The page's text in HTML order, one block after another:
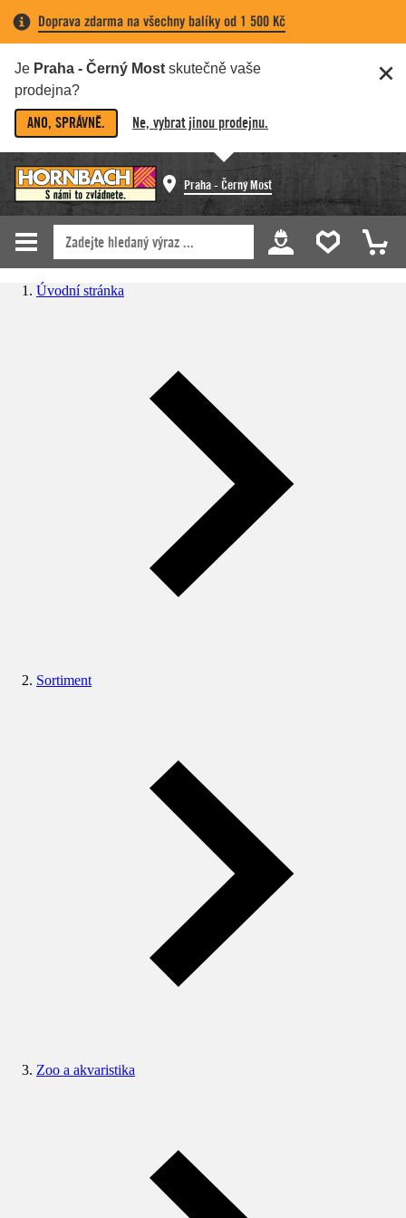
Doprava zdarma na všechny balíky od 1 500 Kč
Je Praha - Černý Most skutečně vaše
prodejna?
ANO, SPRÁVNĚ. Ne, vybrat jinou prodejnu.
Praha - Černý Most
Úvodní stránka
Sortiment
Zoo a akvaristika